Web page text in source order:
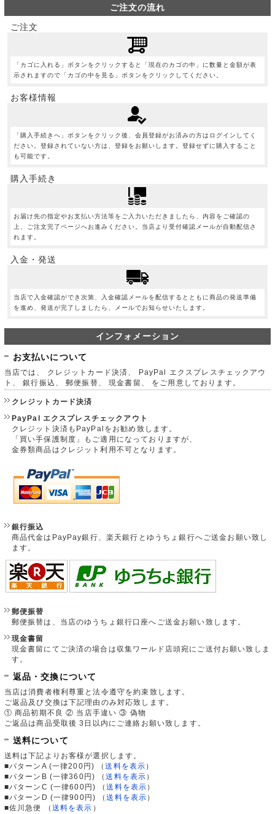
ご注文の流れ
ご注文
「カゴに入れる」ボタンをクリックすると「現在のカゴの中」に数量と金額が表
示されますので「カゴの中を見る」ボタンをクリックしてください。
お客様情報
「購入手続きへ」ボタンをクリック後、会員登録がお済みの方はログインしてく
ださい。登録されていない方は、登録をお願いします。登録せずに購入すること
も可能です。
購入手続き
お届け先の指定やお支払い方法等をご入力いただきましたら、内容をご確認の
上、ご注文完了ページへお進みください。当店より受付確認メールが自動配信さ
れます。
入金・発送
当店で入金確認ができ次第、入金確認メールを配信するとともに商品の発送準備
を進め、発送が完了しましたら、メールでお知らせいたします。
インフォメーション
お支払いについて
当店では、 クレジットカード決済、 PayPal エクスプレスチェックアウ
ト、 銀行振込、 郵便振替、 現金書留、 をご用意しております。
クレジットカード決済
PayPal エクスプレスチェックアウト
クレジット決済もPayPalをお勧め致します。
「買い手保護制度」もご適用になっておりますが、
金券類商品はクレジット利用不可となります。
銀行振込
商品代金はPayPay銀行、楽天銀行とゆうちょ銀行へご送金お願い致し
ます。
郵便振替
郵便振替は、当店のゆうちょ銀行口座へご送金お願い致します。
現金書留
現金書留にてご決済の場合は収集ワールド店頭宛にご送付お願い致しま
す。
返品・交換について
当店は消費者権利尊重と法令遵守を約束致します。
ご返品及び交換は下記理由のみ対応致します。
① 商品初期不良 ② 当店手違い ③ 偽物
ご返品は商品受取後 3日以内にご連絡お願い致します。
送料について
送料は下記よりお客様が選択します。
■パターンA (一律200円)
（送料を表示 ）
■パターンB (一律360円)
（送料を表示 ）
■パターンC (一律600円)
（送料を表示 ）
■パターンD (一律900円)
（送料を表示 ）
■佐川急便
（ 送料を表示 ）